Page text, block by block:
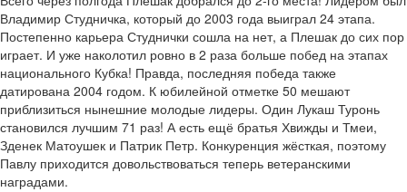
Владимир Студничка, который до 2003 года выиграл 24 этапа.
Постепенно карьера Студнички сошла на нет, а Плешак до сих пор
играет. И уже наколотил ровно в 2 раза больше побед на этапах
национального Кубка! Правда, последняя победа также
датирована 2004 годом. К юбилейной отметке 50 мешают
приблизиться нынешние молодые лидеры. Один Лукаш Туронь
становился лучшим 71 раз! А есть ещё братья Хвижды и Тмеи,
Зденек Матоушек и Патрик Петр. Конкуренция жёсткая, поэтому
Павлу приходится довольствоваться теперь ветеранскими
наградами.